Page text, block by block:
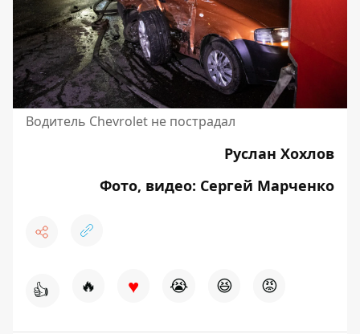
Водитель Chevrolet не пострадал
Руслан Хохлов
Фото, видео: Сергей Марченко
👍 🔥 ♥ 😭 😆 😡